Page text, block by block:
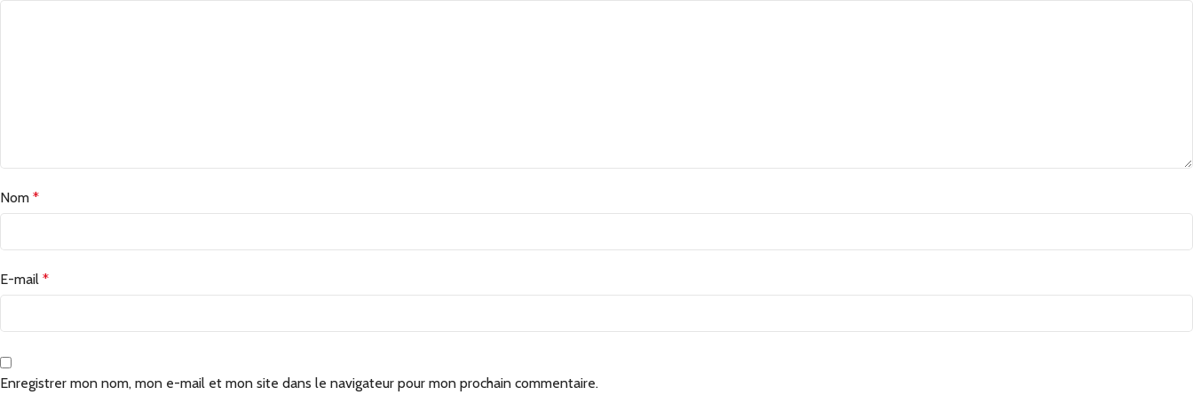
Nom *
E-mail *
Enregistrer mon nom, mon e-mail et mon site dans le navigateur pour mon prochain commentaire.